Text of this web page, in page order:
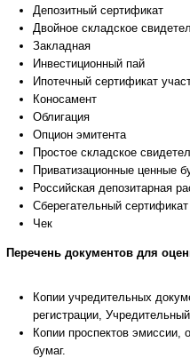
Депозитный сертификат
Двойное складское
Закладная
Инвестиционный пай
Ипотечный сертификат
Коносамент
Облигация
Опцион эмитента
Простое складское
Приватизационные ценные
Российская депозитарная
Сберегательный сертификат
Чек
Перечень документов для
Копии учредительных
регистрации,
Копии проспектов эмиссии,
бумаг.